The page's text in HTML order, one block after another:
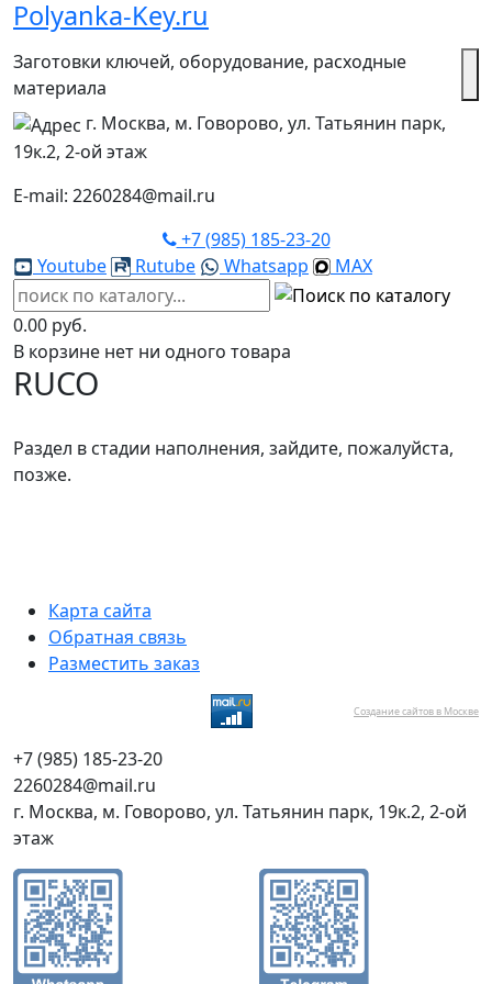
Polyanka-Key.ru
Заготовки ключей, оборудование, расходные
материала
г. Москва, м. Говорово, ул. Татьянин парк,
19к.2, 2-ой этаж
E-mail: 2260284@mail.ru
+7 (985) 185-23-20
Youtube
Rutube Whatsapp MAX
0.00 руб.
В корзине нет ни одного товара
RUCO
Раздел в стадии наполнения, зайдите, пожалуйста,
позже.
Карта сайта
Обратная связь
Разместить заказ
Создание сайтов в Москве
+7 (985) 185-23-20
2260284@mail.ru
г. Москва, м. Говорово, ул. Татьянин парк, 19к.2, 2-ой
этаж